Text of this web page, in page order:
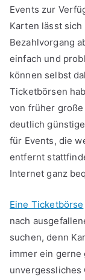
Events zur
Karten lässt
Bezahlvorgang
einfach und
können selbst
Ticketbörsen
von früher
deutlich
für Events, die
entfernt
Internet ganz
Eine Ticketbörse
nach
suchen, denn
immer ein gerne
unvergessliches